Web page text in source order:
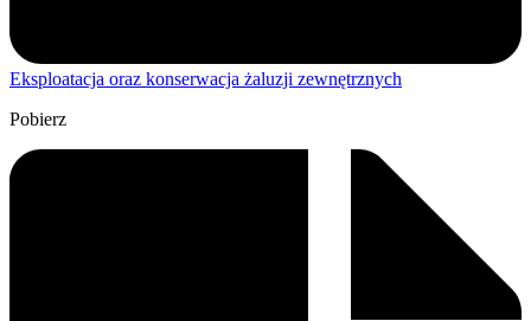
Eksploatacja oraz konserwacja żaluzji zewnętrznych
Pobierz